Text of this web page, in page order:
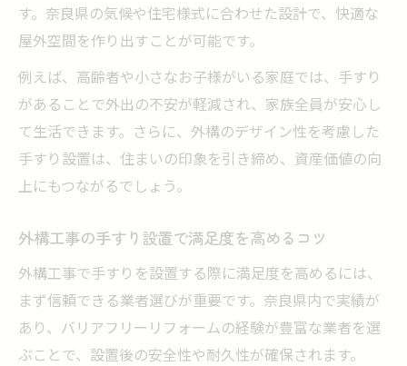
す。奈良県の気候や住宅様式に合わせた設計で、快適な
屋外空間を作り出すことが可能です。
例えば、高齢者や小さなお子様がいる家庭では、手すり
があることで外出の不安が軽減され、家族全員が安心し
て生活できます。さらに、外構のデザイン性を考慮した
手すり設置は、住まいの印象を引き締め、資産価値の向
上にもつながるでしょう。
外構工事の手すり設置で満足度を高めるコツ
外構工事で手すりを設置する際に満足度を高めるには、
まず信頼できる業者選びが重要です。奈良県内で実績が
あり、バリアフリーリフォームの経験が豊富な業者を選
ぶことで、設置後の安全性や耐久性が確保されます。